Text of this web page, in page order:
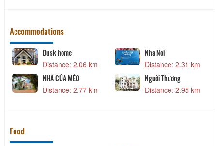
Accommodations
Dusk home
Distance: 2.06 km
Nha Noi
Distance: 2.31 km
NHÀ CỦA MÈO
Distance: 2.77 km
Người Thương
Distance: 2.95 km
Food